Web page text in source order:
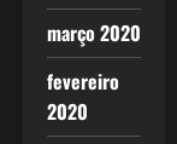
março 2020
fevereiro
2020